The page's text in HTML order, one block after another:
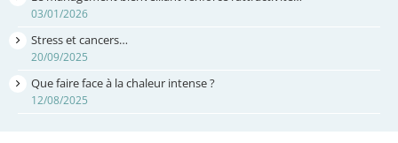
03/01/2026
Stress et cancers…
20/09/2025
Que faire face à la chaleur intense ?
12/08/2025